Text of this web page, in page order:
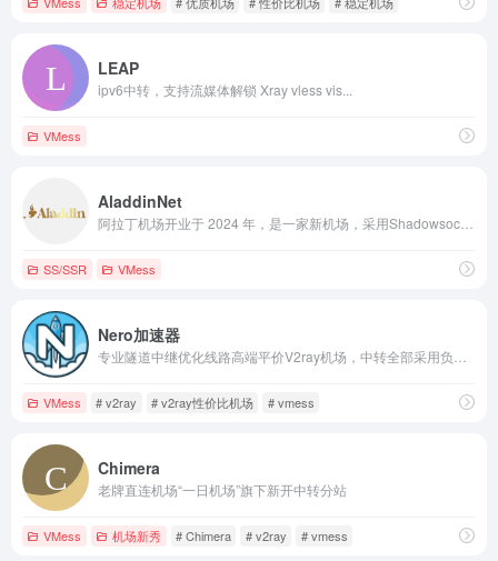
LEAP
ipv6中转，支持流媒体解锁 Xray vless vis...
VMess
AladdinNet
SS/SSR VMess
Nero加速器
VMess # v2ray # v2ray性价比机场 # vmess
Chimera
老牌直连机场“一日机场”旗下新开中转分站
VMess 机场新秀 # Chimera # v2ray # vmess